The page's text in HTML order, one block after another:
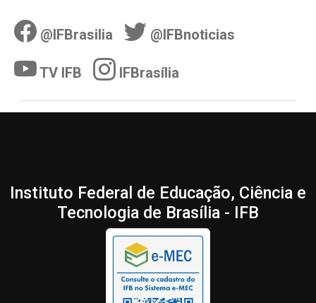
@IFBrasilia @IFBnoticias
TV IFB IFBrasília
Instituto Federal de Educação, Ciência e
Tecnologia de Brasília - IFB